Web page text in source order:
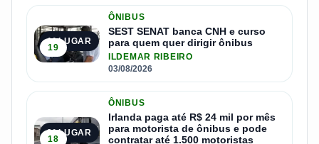
1º LUGAR
19
ÔNIBUS
SEST SENAT banca CNH e curso
para quem quer dirigir ônibus
ILDEMAR RIBEIRO
03/08/2026
2º LUGAR
18
ÔNIBUS
Irlanda paga até R$ 24 mil por mês
para motorista de ônibus e pode
contratar até 1.500 motoristas